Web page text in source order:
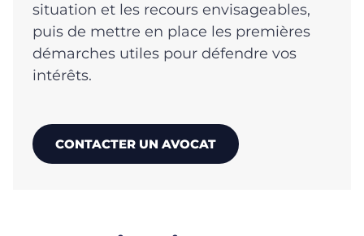
situation et les recours envisageables,
puis de mettre en place les premières
démarches utiles pour défendre vos
intérêts.
CONTACTER UN AVOCAT